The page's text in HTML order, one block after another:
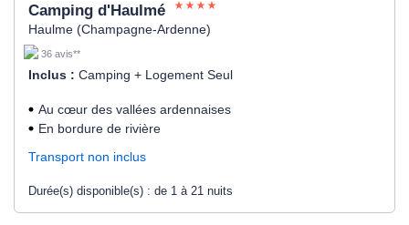
Camping d'Haulmé
Haulme (Champagne-Ardenne)
36 avis**
Inclus : Camping + Logement Seul
Au cœur des vallées ardennaises
En bordure de rivière
Transport non inclus
Durée(s) disponible(s) : de 1 à 21 nuits